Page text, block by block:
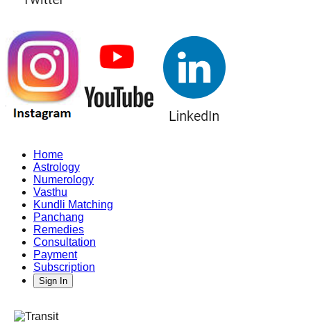
Home
Astrology
Numerology
Vasthu
Kundli Matching
Panchang
Remedies
Consultation
Payment
Subscription
Sign In